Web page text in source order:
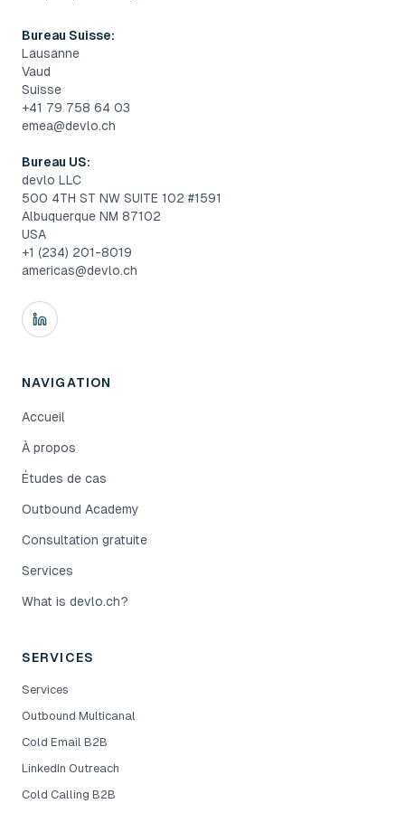
Bureau Suisse:
Lausanne
Vaud
Suisse
+41 79 758 64 03
emea@devlo.ch
Bureau US:
devlo LLC
500 4TH ST NW SUITE 102 #1591
Albuquerque NM 87102
USA
+1 (234) 201-8019
americas@devlo.ch
NAVIGATION
Accueil
À propos
Études de cas
Outbound Academy
Consultation gratuite
Services
What is devlo.ch?
SERVICES
Services
Outbound Multicanal
Cold Email B2B
LinkedIn Outreach
Cold Calling B2B